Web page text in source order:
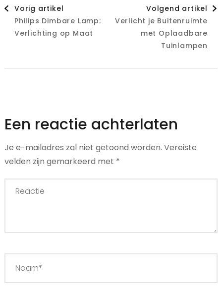
Vorig artikel
Philips Dimbare Lamp:
Verlichting op Maat
Volgend artikel
Verlicht je Buitenruimte
met Oplaadbare
Tuinlampen
Een reactie achterlaten
Je e-mailadres zal niet getoond worden. Vereiste
velden zijn gemarkeerd met *